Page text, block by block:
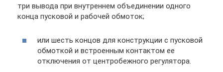
три вывода при внутреннем объединении одного
конца пусковой и рабочей обмоток;
или шесть концов для конструкции с пусковой
обмоткой и встроенным контактом ее
отключения от центробежного регулятора.